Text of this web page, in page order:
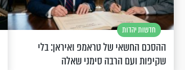
חדשות יהדות
ההסכם החשאי של טראמפ ואיראן: בלי
שקיפות ועם הרבה סימני שאלה